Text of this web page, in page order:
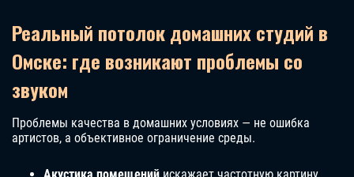
Реальный потолок домашних студий в
Омске: где возникают проблемы со
звуком
Проблемы качества в домашних условиях — не ошибка
артистов, а объективное ограничение среды.